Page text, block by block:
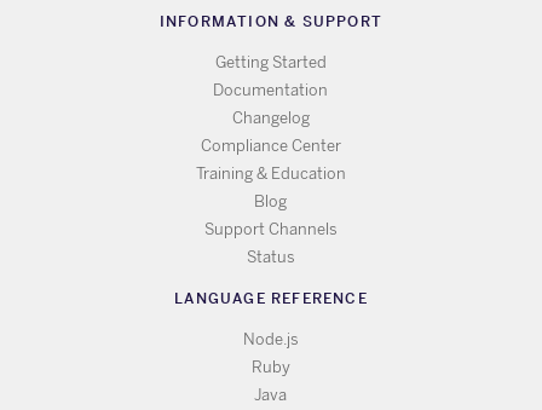
INFORMATION & SUPPORT
Getting Started
Documentation
Changelog
Compliance Center
Training & Education
Blog
Support Channels
Status
LANGUAGE REFERENCE
Node.js
Ruby
Java